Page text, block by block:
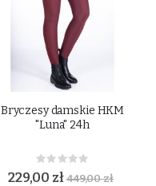
Bryczesy damskie HKM
"Luna" 24h
Rating:
0%
229,00 zł449,00 zł